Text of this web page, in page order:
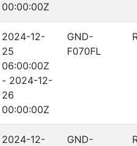
00:00:00Z
2024-12-
25
06:00:00Z
- 2024-12-
26
00:00:00Z
GND-
F070FL
2024-12-
GND-